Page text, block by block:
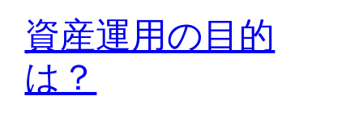
資産運用の目的
は？